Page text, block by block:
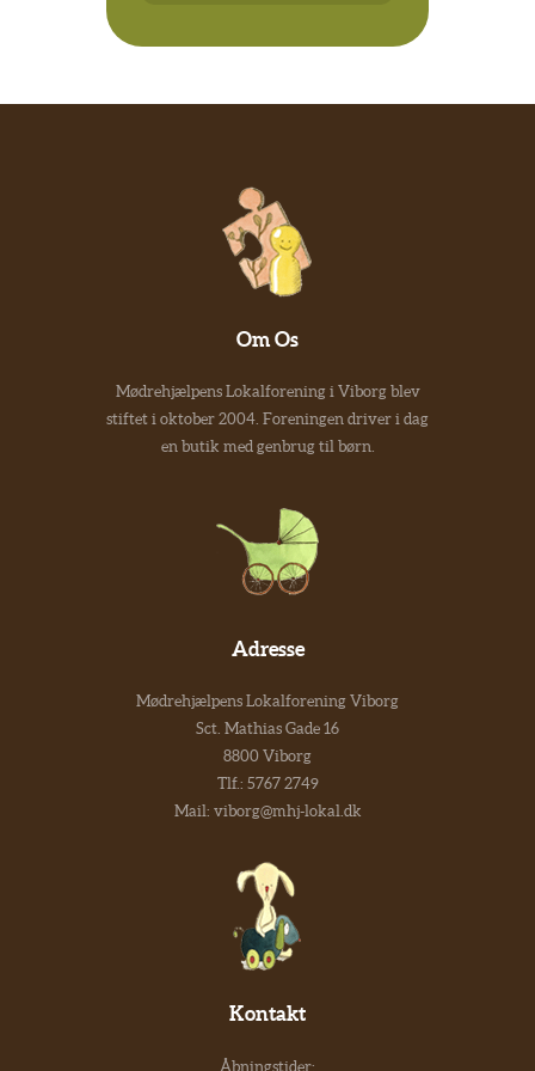
Om Os
Mødrehjælpens Lokalforening i Viborg blev
stiftet i oktober 2004. Foreningen driver i dag
en butik med genbrug til børn.
Adresse
Mødrehjælpens Lokalforening Viborg
Sct. Mathias Gade 16
8800 Viborg
Tlf.: 5767 2749
Mail: viborg@mhj-lokal.dk
Kontakt
Åbningstider: